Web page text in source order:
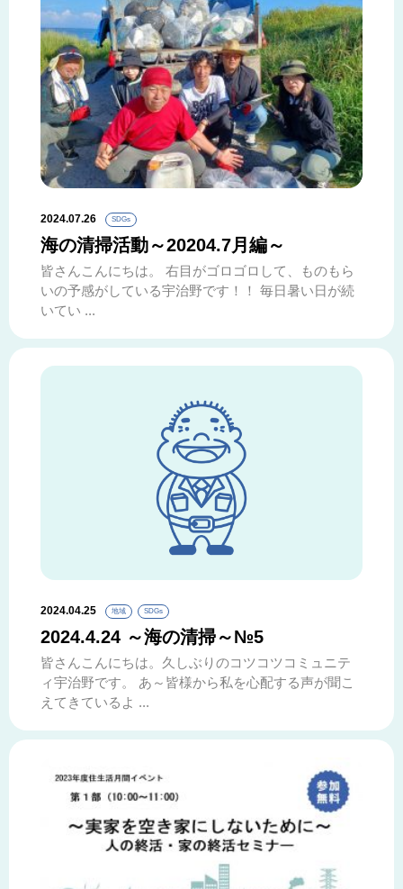
2024.07.26 SDGs
海の清掃活動～20204.7月編～
皆さんこんにちは。 右目がゴロゴロして、ものもら
いの予感がしている宇治野です！！ 毎日暑い日が続
いてい ...
2024.04.25 地域 SDGs
2024.4.24 ～海の清掃～№5
皆さんこんにちは。久しぶりのコツコツコミュニテ
ィ宇治野です。 あ～皆様から私を心配する声が聞こ
えてきているよ ...